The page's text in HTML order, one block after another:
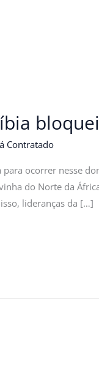
Contratado
para ocorrer nesse
do Norte da
lideranças da […]